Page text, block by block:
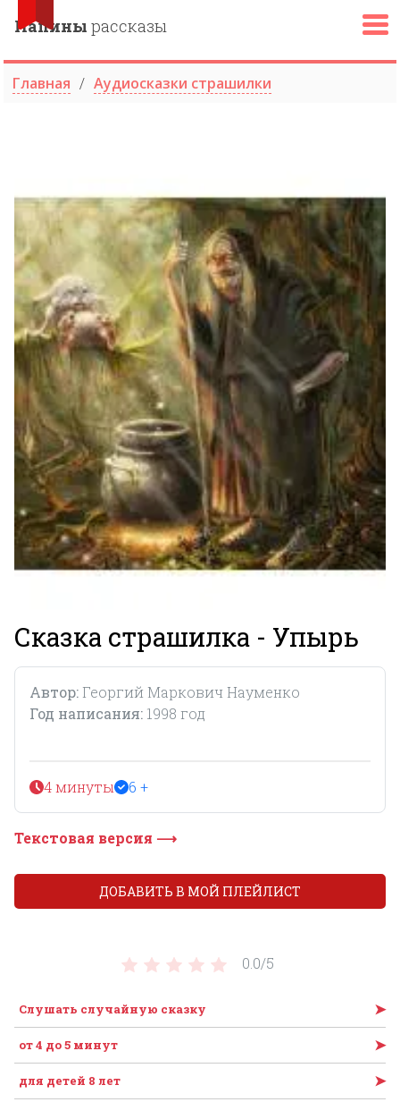
Папины рассказы
Главная Аудиосказки страшилки
Сказка страшилка - Упырь
Автор: Георгий Маркович Науменко
Год написания: 1998 год
4 минуты 6 +
Текстовая версия ⟶
0.0/5
Слушать случайную сказку ➤
от 4 до 5 минут ➤
для детей 8 лет ➤
ДОБАВИТЬ В МОЙ ПЛЕЙЛИСТ